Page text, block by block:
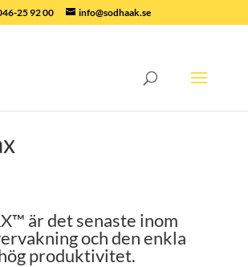
25 92 00 info@sodhaak.se
är det senaste inom
och den enkla
produktivitet.